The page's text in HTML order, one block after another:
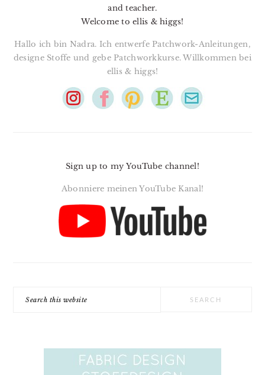
and teacher.
Welcome to ellis & higgs!
Hallo ich bin Nadra. Ich entwerfe Patchwork-Anleitungen,
designe Stoffe und gebe Patchworkkurse. Willkommen bei
ellis & higgs!
Sign up to my YouTube channel!
Abonniere meinen YouTube Kanal!